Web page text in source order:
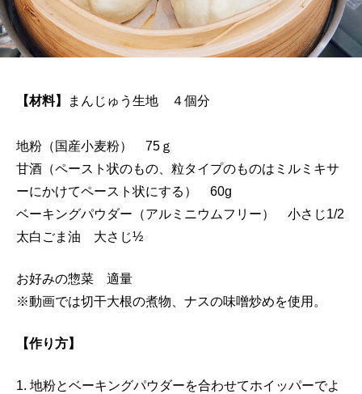
【材料】 まんじゅう生地 ４個分
地粉（国産小麦粉） 75ｇ
甘酒（ペースト状のもの、粒タイプのものはミルミキサ
ーにかけてペースト状にする） 60g
ベーキングパウダー（アルミニウムフリー） 小さじ1/2
太白ごま油 大さじ½
お好みの惣菜 適量
※動画では切干大根の煮物、ナスの味噌炒めを使用。
【作り方】
1. 地粉とベーキングパウダーを合わせてホイッパーでよ